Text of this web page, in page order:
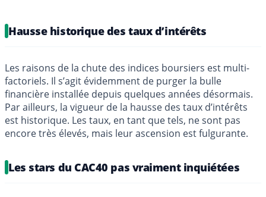
Hausse historique des taux d’intérêts
Les raisons de la chute des indices boursiers est multi-
factoriels. Il s’agit évidemment de purger la bulle
financière installée depuis quelques années désormais.
Par ailleurs, la vigueur de la hausse des taux d’intérêts
est historique. Les taux, en tant que tels, ne sont pas
encore très élevés, mais leur ascension est fulgurante.
Les stars du CAC40 pas vraiment inquiétées